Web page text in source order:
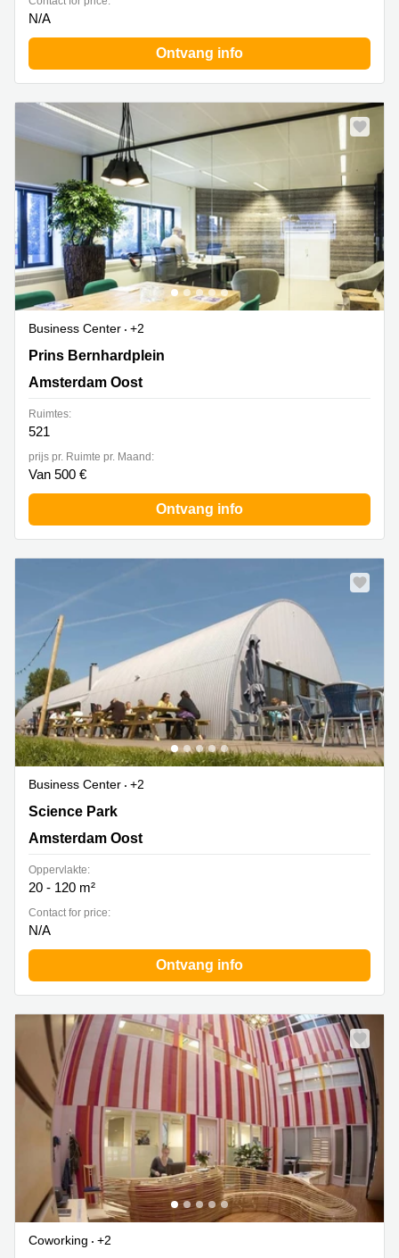
N/A
Ontvang info
Business Center
+2
Prins Bernhardplein 200, Amsterdam Oost
Prins Bernhardplein
Amsterdam Oost
Ruimtes:
521
prijs pr. Ruimte pr. Maand:
Van 500 €
Ontvang info
Business Center
+2
Science Park 408, Amsterdam Oost
Science Park
Amsterdam Oost
Oppervlakte:
20 - 120 m²
Contact for price:
N/A
Ontvang info
Coworking
+2